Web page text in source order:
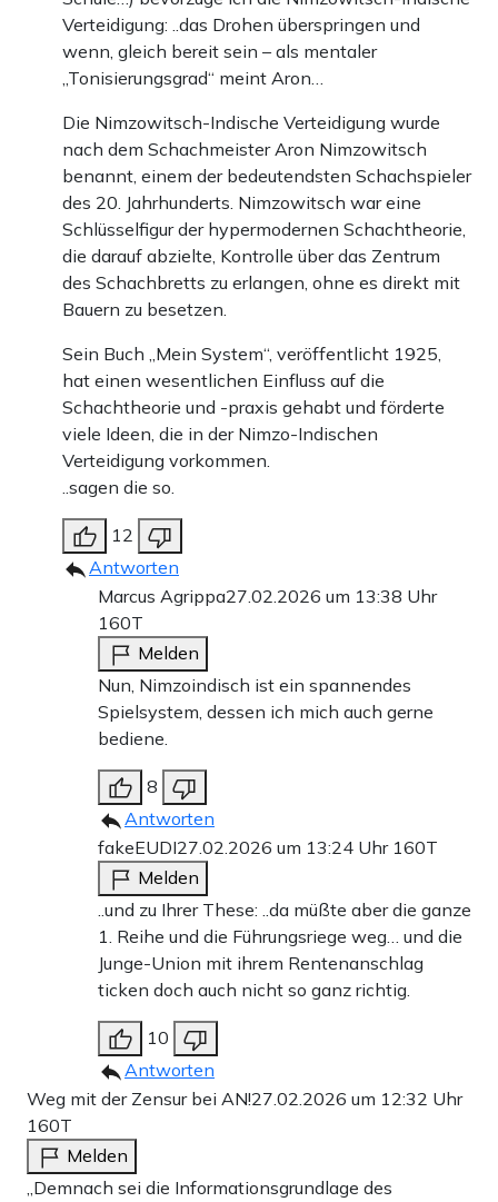
Verteidigung: ..das Drohen überspringen und
wenn, gleich bereit sein – als mentaler
„Tonisierungsgrad“ meint Aron…
Die Nimzowitsch-Indische Verteidigung wurde
nach dem Schachmeister Aron Nimzowitsch
benannt, einem der bedeutendsten Schachspieler
des 20. Jahrhunderts. Nimzowitsch war eine
Schlüsselfigur der hypermodernen Schachtheorie,
die darauf abzielte, Kontrolle über das Zentrum
des Schachbretts zu erlangen, ohne es direkt mit
Bauern zu besetzen.
Sein Buch „Mein System“, veröffentlicht 1925,
hat einen wesentlichen Einfluss auf die
Schachtheorie und -praxis gehabt und förderte
viele Ideen, die in der Nimzo-Indischen
Verteidigung vorkommen.
..sagen die so.
12
Antworten
Marcus Agrippa27.02.2026 um 13:38 Uhr
160T
Melden
Nun, Nimzoindisch ist ein spannendes
Spielsystem, dessen ich mich auch gerne
bediene.
8
Antworten
fakeEUDI27.02.2026 um 13:24 Uhr 160T
Melden
..und zu Ihrer These: ..da müßte aber die ganze
1. Reihe und die Führungsriege weg… und die
Junge-Union mit ihrem Rentenanschlag
ticken doch auch nicht so ganz richtig.
10
Antworten
Weg mit der Zensur bei AN!27.02.2026 um 12:32 Uhr
160T
Melden
„Demnach sei die Informationsgrundlage des